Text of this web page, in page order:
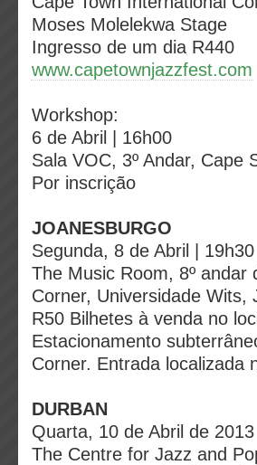
Moses Molelekwa Stage
Ingresso de um dia R440
www.capetownjazzfest.com
Workshop:
6 de Abril | 16h00
Sala VOC, 3º Andar, Cape
Por inscrição
JOANESBURGO
Segunda, 8 de Abril | 19h30
The Music Room, 8º andar
Corner, Universidade Wits,
R50 Bilhetes à venda no
Estacionamento
Corner. Entrada localizada
DURBAN
Quarta, 10 de Abril de
The Centre for Jazz and